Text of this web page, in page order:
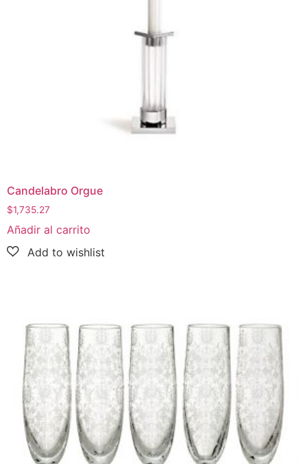
Candelabro Orgue
$1,735.27
Añadir al carrito